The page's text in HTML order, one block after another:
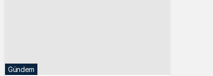
Gündem